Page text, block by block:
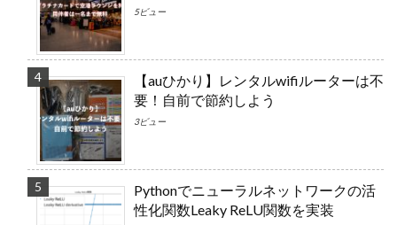
5ビュー
【auひかり】レンタルwifiルーターは不
要！自前で節約しよう
3ビュー
Pythonでニューラルネットワークの活
性化関数Leaky ReLU関数を実装